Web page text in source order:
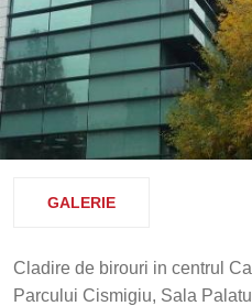
GALERIE
Cladire de birouri in centrul
Parcului Cismigiu, Sala